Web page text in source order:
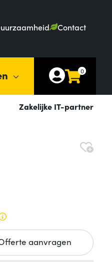
Contact
0
Zakelijke IT-partner
aanvragen